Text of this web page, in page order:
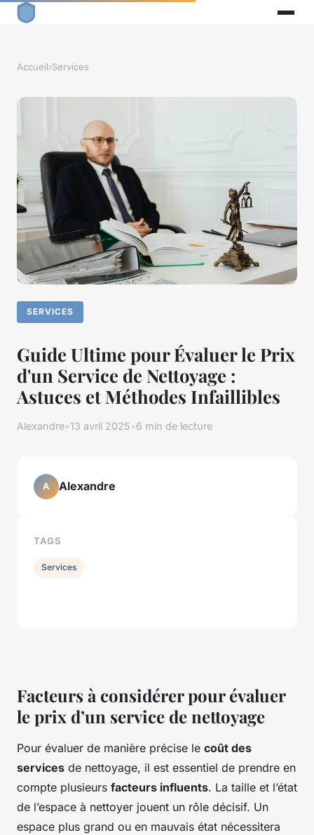
Accueil›Services
SERVICES
Guide Ultime pour Évaluer le Prix
d'un Service de Nettoyage :
Astuces et Méthodes Infaillibles
Alexandre•13 avril 2025•6 min de lecture
Facteurs à considérer pour évaluer
le prix d’un service de nettoyage
Pour évaluer de manière précise le coût des
services de nettoyage, il est essentiel de prendre en
compte plusieurs facteurs influents. La taille et l’état
de l’espace à nettoyer jouent un rôle décisif. Un
espace plus grand ou en mauvais état nécessitera
A Alexandre
TAGS
Services